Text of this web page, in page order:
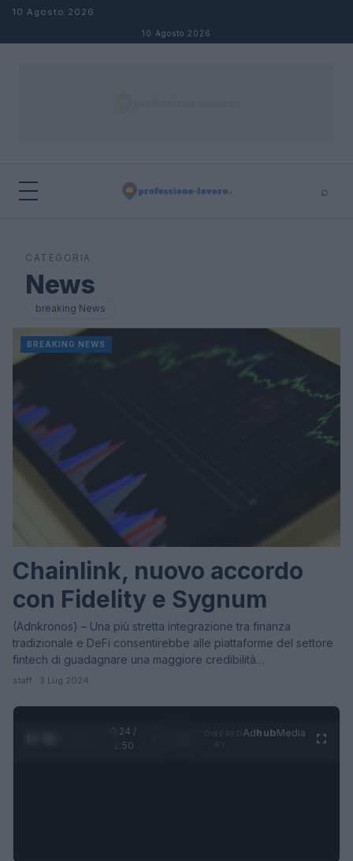
Salta al contenuto
10 Agosto 2026
10 Agosto 2026
⌕
CATEGORIA
News
breaking News
BREAKING NEWS
Chainlink, nuovo accordo
con Fidelity e Sygnum
(Adnkronos) – Una più stretta integrazione tra finanza
tradizionale e DeFi consentirebbe alle piattaforme del settore
fintech di guadagnare una maggiore credibilità…
staff · 3 Lug 2024
0:25 /
1:50
AdhubMedia